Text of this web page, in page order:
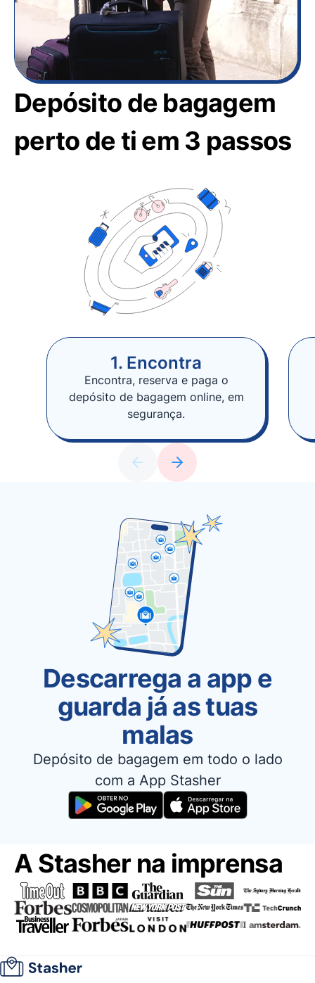
Depósito de bagagem
perto de ti em 3 passos
1. Encontra
Encontra, reserva e paga o
depósito de bagagem online, em
segurança.
Descarrega a app e
guarda já as tuas
malas
Depósito de bagagem em todo o lado
com a App Stasher
A Stasher na imprensa